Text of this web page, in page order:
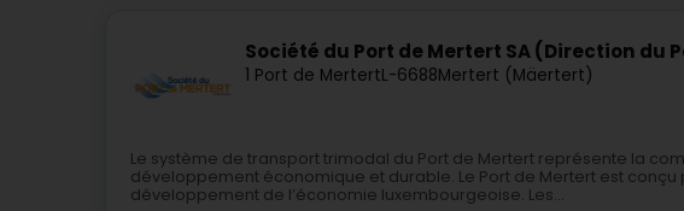
Société du Port de Mertert SA (Direction du
1 Port de MertertL-6688Mertert (Mäertert)
Le système de transport trimodal du Port de Mertert représente la
développement économique et durable. Le Port de Mertert est
développement de l’économie luxembourgeoise. Les...